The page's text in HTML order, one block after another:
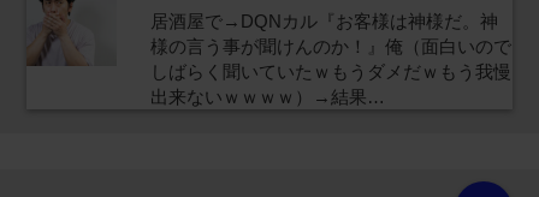
居酒屋で→DQNカル『お客様は神様だ。神
様の言う事が聞けんのか！』俺（面白いので
しばらく聞いていたｗもうダメだｗもう我慢
出来ないｗｗｗｗ）→結果…